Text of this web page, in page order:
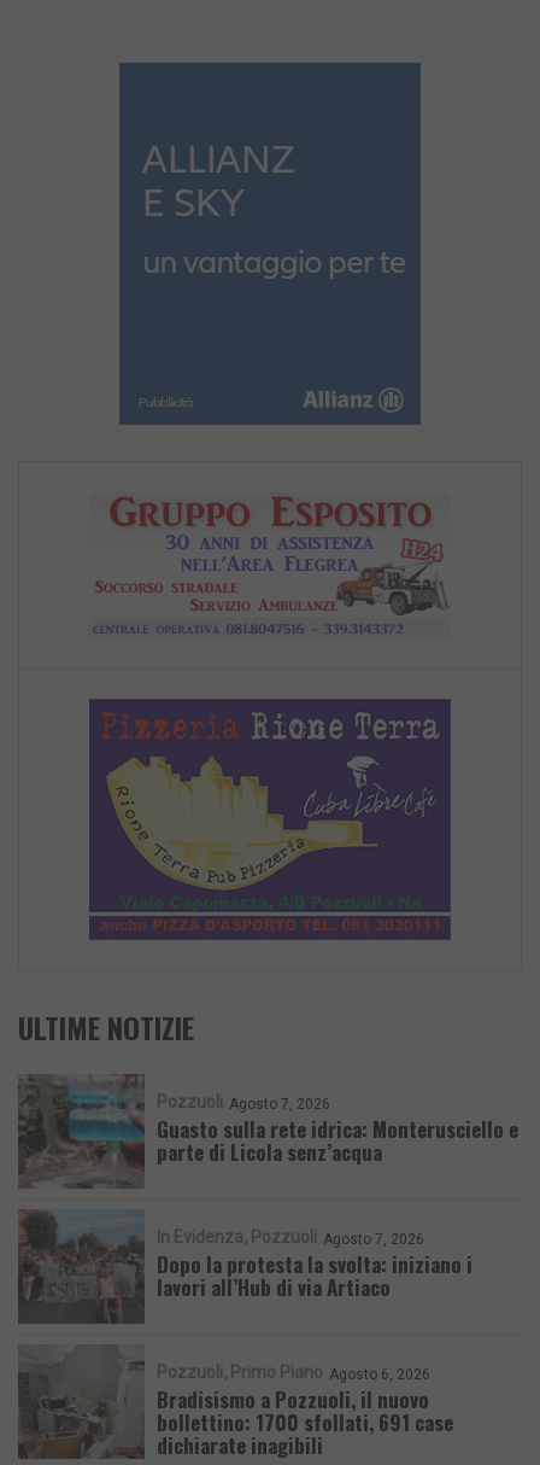
ULTIME NOTIZIE
Pozzuoli Agosto 7, 2026
Guasto sulla rete idrica: Monterusciello e
parte di Licola senz’acqua
In Evidenza Pozzuoli Agosto 7, 2026
Dopo la protesta la svolta: iniziano i
lavori all’Hub di via Artiaco
Pozzuoli Primo Piano Agosto 6, 2026
Bradisismo a Pozzuoli, il nuovo
bollettino: 1700 sfollati, 691 case
dichiarate inagibili